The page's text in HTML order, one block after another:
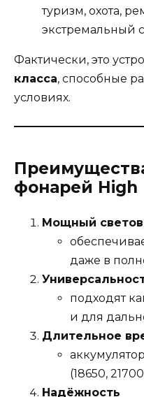
туризм, охота,
экстремальный
Фактически, это
класса, способные
условиях.
фонарей High
Мощный
даже в
подходят
и для
Длительное
(18650,
Надёжность